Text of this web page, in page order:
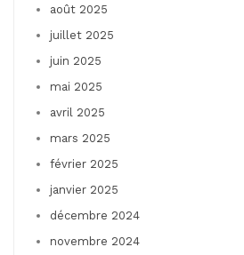
août 2025
juillet 2025
juin 2025
mai 2025
avril 2025
mars 2025
février 2025
janvier 2025
décembre 2024
novembre 2024